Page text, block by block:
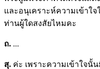
และอนุเคราะห์ความเข้าใ
ท่านผู้ใดสงสัยไหมคะ
ถ. ...
สุ. ค่ะ เพราะความเข้าใจ